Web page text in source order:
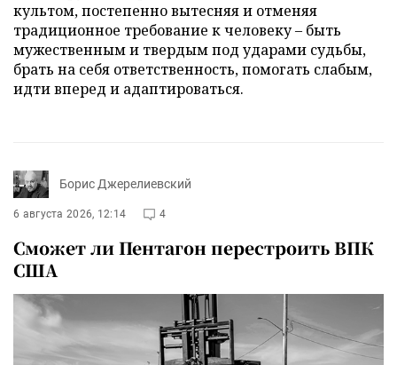
культом, постепенно вытесняя и отменяя
традиционное требование к человеку – быть
мужественным и твердым под ударами судьбы,
брать на себя ответственность, помогать слабым,
идти вперед и адаптироваться.
Борис Джерелиевский
6 августа 2026, 12:14 4
Сможет ли Пентагон перестроить ВПК
США